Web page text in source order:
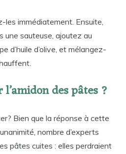
immédiatement. Ensuite,
sauteuse, ajoutez au
d’huile d’olive, et mélangez-
des pâtes ?
Bien que la réponse à cette
nombre d’experts
pâtes cuites : elles perdraient